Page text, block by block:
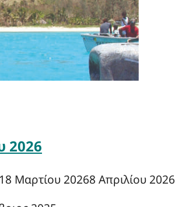
2026
Μαρτίου 20268 Απριλίου 2026